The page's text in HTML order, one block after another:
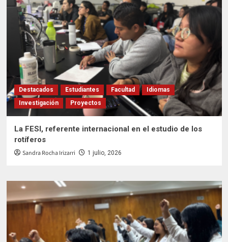
Destacados Estudiantes Facultad
Idiomas
Investigación
Proyectos
La FESI, referente internacional en el estudio de los
rotíferos
Sandra Rocha Irizarri 1 julio, 2026